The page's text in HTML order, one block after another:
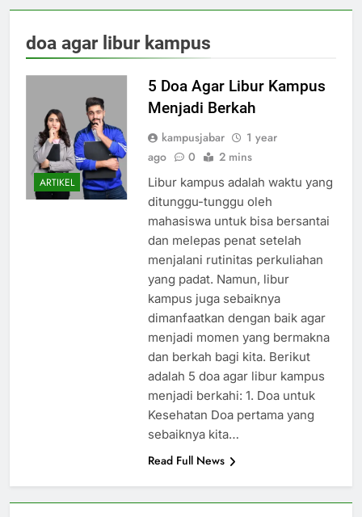
doa agar libur kampus
ARTIKEL
5 Doa Agar Libur Kampus
Menjadi Berkah
kampusjabar
1 year
ago
0 2 mins
Libur kampus adalah waktu yang
ditunggu-tunggu oleh
mahasiswa untuk bisa bersantai
dan melepas penat setelah
menjalani rutinitas perkuliahan
yang padat. Namun, libur
kampus juga sebaiknya
dimanfaatkan dengan baik agar
menjadi momen yang bermakna
dan berkah bagi kita. Berikut
adalah 5 doa agar libur kampus
menjadi berkahi: 1. Doa untuk
Kesehatan Doa pertama yang
sebaiknya kita…
Read Full News